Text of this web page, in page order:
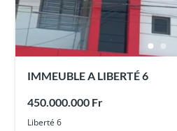
IMMEUBLE A LIBERTÉ 6
450.000.000 Fr
Liberté 6